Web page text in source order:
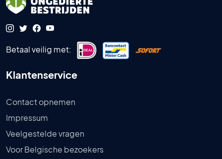
Betaal veilig met:
Klantenservice
Contact opnemen
Impressum
Veelgestelde vragen
Voor Belgische bezoekers